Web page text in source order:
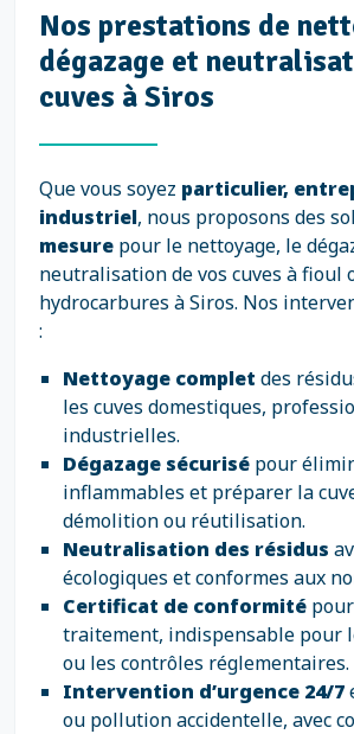
Nos prestations de
dégazage et
cuves à Siros
Que vous soyez particulier,
industriel, nous proposons des
mesure pour le nettoyage, le
neutralisation de vos cuves à fioul
hydrocarbures à Siros. Nos
:
Nettoyage complet des
les cuves domestiques,
industrielles.
Dégazage sécurisé pour
inflammables et préparer la
démolition ou réutilisation.
Neutralisation des résidus
écologiques et conformes aux
Certificat de conformité
traitement, indispensable pour
ou les contrôles réglementaires.
Intervention d’urgence 24/7
ou pollution accidentelle, avec